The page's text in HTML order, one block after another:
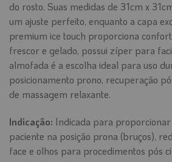
do rosto. Suas medidas de 31cm x
um ajuste perfeito, enquanto a capa
premium ice touch proporciona
frescor e gelado, possui zíper para
almofada é a escolha ideal para uso
posicionamento prono, recuperação
de massagem relaxante.
Indicação: Indicada para
paciente na posição prona (bruços),
face e olhos para procedimentos pós